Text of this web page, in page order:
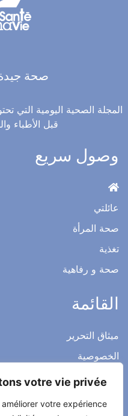
votre vie privée.
votre expérience
صحة
المجلة الصحية اليومية
قبل الأطباء
وصول سريع
عائلتي
صحة المرأة
تغذية
صحة و رفاهية
القائمة
ميثاق التحرير
الخصوصية
الاشعار القانوني